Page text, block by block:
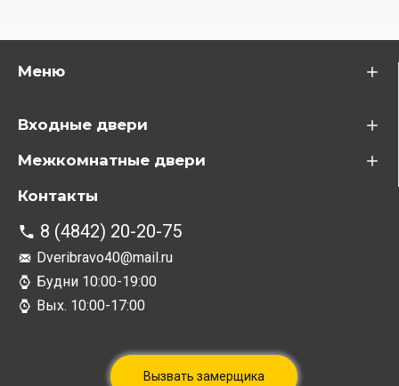
Меню
Входные двери
Межкомнатные двери
Контакты
8 (4842) 20-20-75
Dveribravo40@mail.ru
Будни 10:00-19:00
Вых. 10:00-17:00
Вызвать замерщика